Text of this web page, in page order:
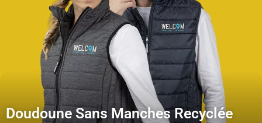
Doudoune Sans Manches Recyclée